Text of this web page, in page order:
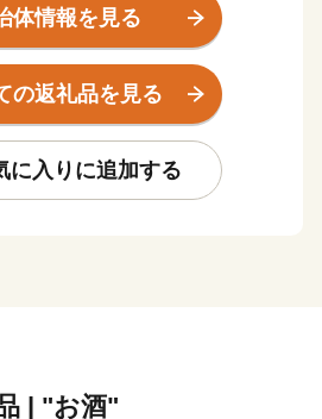
通称：白壁土蔵群）があり、江戸
に建てられた町家や土蔵が数多く
い漆喰壁、黒い焼き杉板の腰板
しい景観を形成しています。その
えるたたずまいをみせています。
る倉吉市は、県内有数の農業どこ
体情報を見る
の返礼品を見る
に入りに追加する
| "お酒"